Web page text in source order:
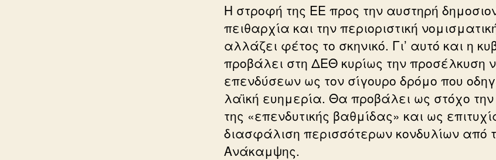
Η στροφή της ΕΕ προς την αυστηρή
πειθαρχία και την περιοριστική
αλλάζει φέτος το σκηνικό. Γι’ αυτό και η
προβάλει στη ΔΕΘ κυρίως την προσέλκυση
επενδύσεων ως τον σίγουρο δρόμο που
λαϊκή ευημερία. Θα προβάλει ως στόχο
της «επενδυτικής βαθμίδας» και ως
διασφάλιση περισσότερων κονδυλίων από
Ανάκαμψης.